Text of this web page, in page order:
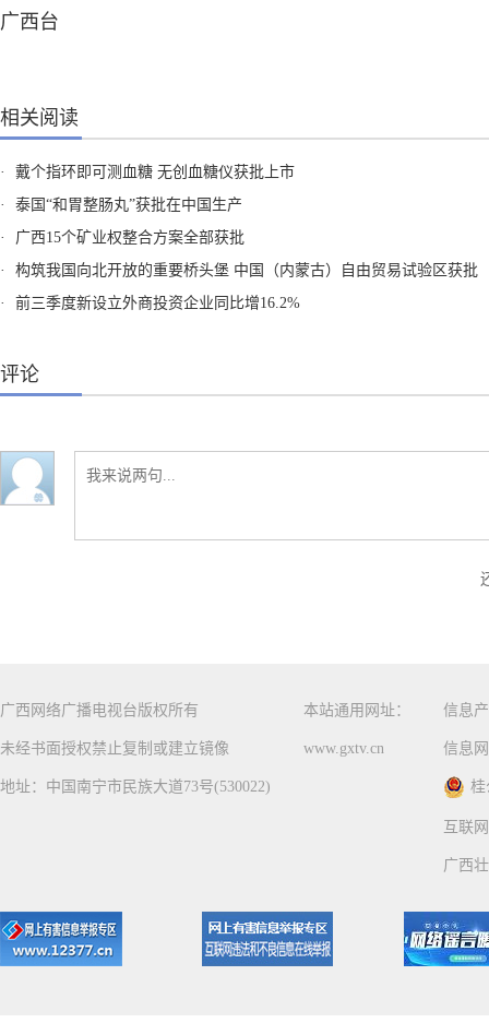
广西台
相关阅读
·
戴个指环即可测血糖 无创血糖仪获批上市
·
泰国“和胃整肠丸”获批在中国生产
·
广西15个矿业权整合方案全部获批
·
构筑我国向北开放的重要桥头堡 中国（内蒙古）自由贸易试验区获批
·
前三季度新设立外商投资企业同比增16.2%
评论
广西网络广播电视台版权所有
未经书面授权禁止复制或建立镜像
地址：中国南宁市民族大道73号(530022)
本站通用网址：
www.gxtv.cn
信息
信息
桂
互联
广西